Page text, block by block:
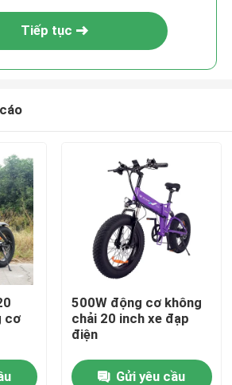
Tiếp tục
cơ
500W động cơ không
chải 20 inch xe đạp
điện
Gửi yêu cầu